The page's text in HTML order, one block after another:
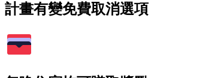
計畫有變免費取消選項